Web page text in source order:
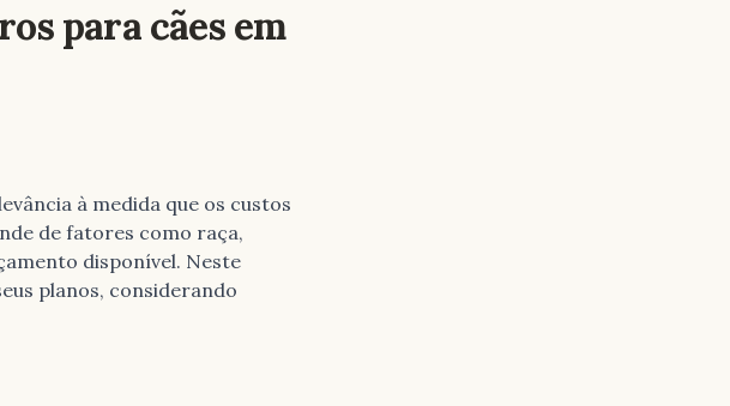
para cães em
à medida que os custos
de fatores como raça,
disponível. Neste
planos, considerando